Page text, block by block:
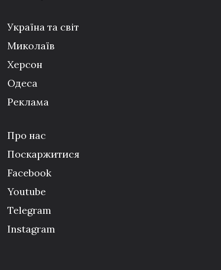
Україна та світ
Миколаїв
Херсон
Одеса
Реклама
Про нас
Поскаржитися
Facebook
Youtube
Telegram
Instagram